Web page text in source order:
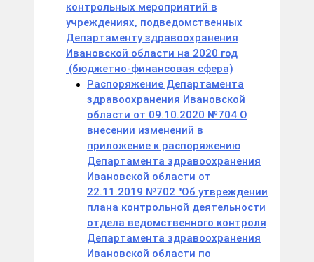
контрольных мероприятий в
учреждениях, подведомственных
Департаменту здравоохранения
Ивановской области на 2020 год
(бюджетно-финансовая сфера)
Распоряжение Департамента
здравоохранения Ивановской
области от 09.10.2020 №704 О
внесении изменений в
приложение к распоряжению
Департамента здравоохранения
Ивановской области от
22.11.2019 №702 "Об утвреждении
плана контрольной деятельности
отдела ведомственного контроля
Департамента здравоохранения
Ивановской области по